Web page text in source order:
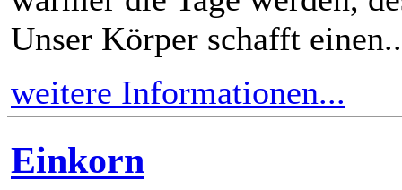
Unser Körper schafft
weitere Informationen...
Einkorn